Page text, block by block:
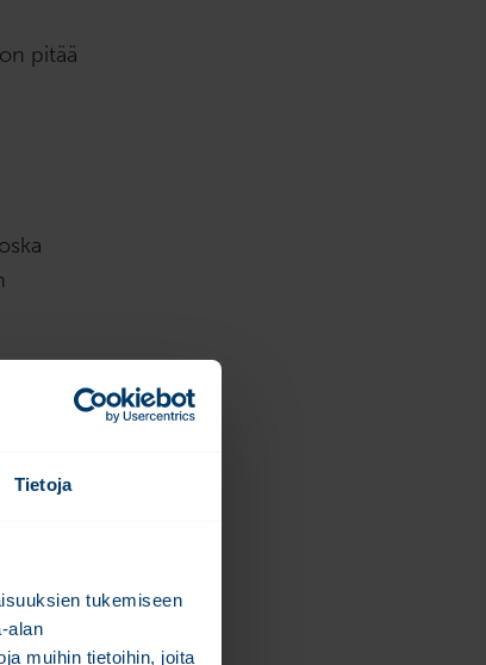
Tietoja
tukemiseen
alan
muihin tietoihin, joita
pitää
taloa
ja